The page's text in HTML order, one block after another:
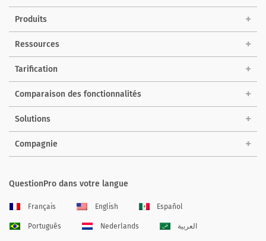
Produits
Ressources
Tarification
Comparaison des fonctionnalités
Solutions
Compagnie
QuestionPro dans votre langue
Français English Español
Português Nederlands العربية